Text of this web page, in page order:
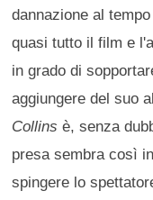
dannazione al
quasi tutto il film e
in grado di
aggiungere del suo
Collinsè, senza
presa sembra così
spingere lo